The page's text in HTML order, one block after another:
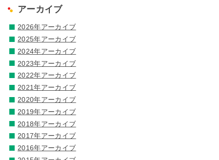
アーカイブ
2026年アーカイブ
2025年アーカイブ
2024年アーカイブ
2023年アーカイブ
2022年アーカイブ
2021年アーカイブ
2020年アーカイブ
2019年アーカイブ
2018年アーカイブ
2017年アーカイブ
2016年アーカイブ